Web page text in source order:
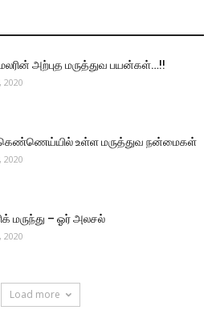
அற்புத மருத்துவ பயன்கள்…!!
2020
உள்ள மருத்துவ நன்மைகள்
2020
மருந்து – ஓர் அலசல்
2020
Load more